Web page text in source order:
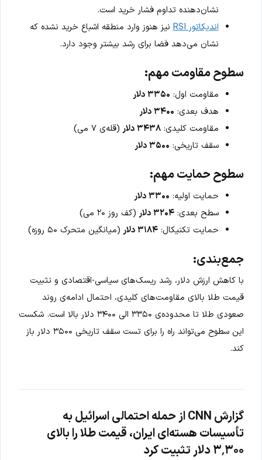
نشان‌دهنده تداوم فشار خرید است.
اندیکاتور RSI
نیز هنوز وارد منطقه اشباع خرید نشده که
نشان می‌دهد فضا برای رشد بیشتر وجود دارد.
سطوح مقاومت مهم:
مقاومت اول: ۳۳۵۰ دلار
هدف بعدی: ۳۴۰۰ دلار
مقاومت کلیدی:۳۴۳۸ دلار
(قله‌ی ۷ می)
سقف تاریخی: ۳۵۰۰ دلار
سطوح حمایت مهم:
حمایت اولیه: ۳۳۰۰ دلار
سطح بعدی:۳۲۰۴ دلار
(کف روز ۲۰ می)
حمایت تکنیکال:۳۱۸۴ دلار (میانگین متحرک ۵۰ روزه)
جمع‌بندی:
با کاهش ارزش دلار، رشد ریسک‌های سیاسی-اقتصادی و تثبیت
قیمت طلا بالای مقاومت‌های کلیدی، احتمال ادامه‌ی روند
صعودی طلا تا محدوده‌ی ۳۳۵۰ الی ۳۴۰۰ دلار بالا است. شکست
این سطوح می‌تواند راه را برای تست سقف تاریخی ۳۵۰۰ دلار باز
کند.
گزارش CNN از حمله احتمالی اسرائیل به
تأسیسات هسته‌ای ایران، قیمت طلا را بالای
۳٬۳۰۰ دلار تثبیت کرد